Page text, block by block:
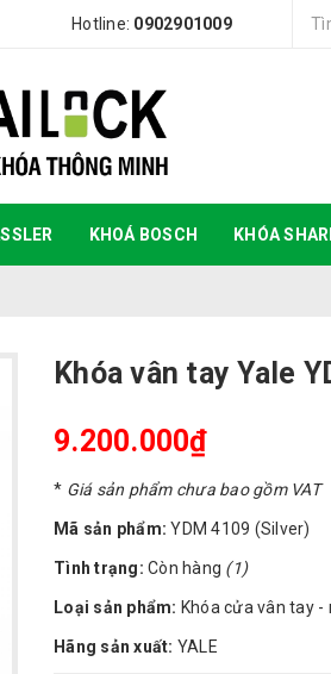
Hotline: 0902901009
KHOÁ BOSCH KHÓA
Khóa vân tay Yale
9.200.000₫
* Giá sản phẩm chưa bao gồm VAT
Mã sản phẩm:YDM 4109 (Silver)
Tình trạng: Còn hàng (1)
Loại sản phẩm: Khóa cửa vân tay -
Hãng sản xuất: YALE